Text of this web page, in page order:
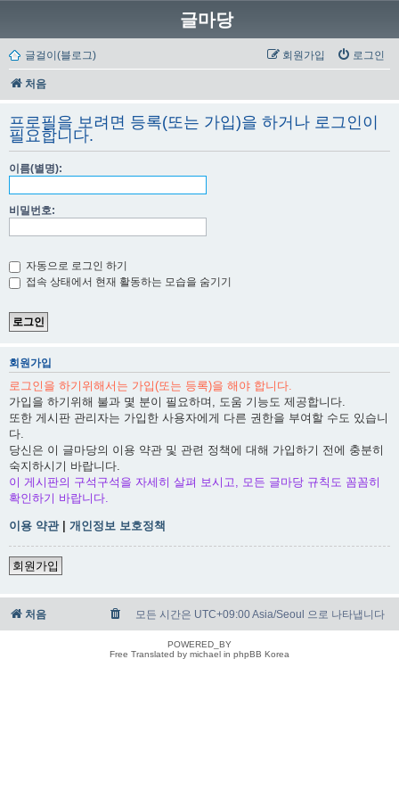
글마당
글걸이(블로그) 로그인
회원가입
처음
프로필을 보려면 등록(또는 가입)을 하거나 로그인이
필요합니다.
이름(별명):
비밀번호:
자동으로 로그인 하기
접속 상태에서 현재 활동하는 모습을 숨기기
회원가입
로그인을 하기위해서는 가입(또는 등록)을 해야 합니다.
가입을 하기위해 불과 몇 분이 필요하며, 도움 기능도 제공합니다.
또한 게시판 관리자는 가입한 사용자에게 다른 권한을 부여할 수도 있습니
다.
당신은 이 글마당의 이용 약관 및 관련 정책에 대해 가입하기 전에 충분히
숙지하시기 바랍니다.
이 게시판의 구석구석을 자세히 살펴 보시고, 모든 글마당 규칙도 꼼꼼히
확인하기 바랍니다.
이용 약관| 개인정보 보호정책
회원가입
처음 모든 시간은 UTC+09:00 Asia/Seoul 으로 나타냅니다
POWERED_BY
Free Translated by michael in phpBB Korea